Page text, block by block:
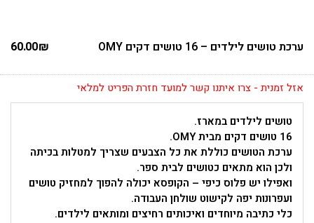
ערכת טושים לילדים – 16 טושים דקים OMY 60.00₪
אזל זמנית - צרו איתנו קשר למועד חזרת הפריט למלאי
טושים לילדים במארז.
16 טושים דקים מבית OMY.
ערכת הטושים כוללת את כל הצבעים שצריך למטלות בכיתה
ולכן הוא מתאים כטושים לבית ספר.
ואפילו יש פלוס כיפי – הקופסא יכולה להפוך למחזיק טושים
ועפרונות יפה לקישוט שולחן העבודה.
כלי כתיבה מיוחדים ואיכותים רחיצים ומותאים לילדים.